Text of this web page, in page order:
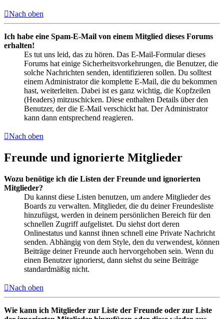
Nach oben
Ich habe eine Spam-E-Mail von einem Mitglied dieses Forums
erhalten!
Es tut uns leid, das zu hören. Das E-Mail-Formular dieses
Forums hat einige Sicherheitsvorkehrungen, die Benutzer, die
solche Nachrichten senden, identifizieren sollen. Du solltest
einem Administrator die komplette E-Mail, die du bekommen
hast, weiterleiten. Dabei ist es ganz wichtig, die Kopfzeilen
(Headers) mitzuschicken. Diese enthalten Details über den
Benutzer, der die E-Mail verschickt hat. Der Administrator
kann dann entsprechend reagieren.
Nach oben
Freunde und ignorierte Mitglieder
Wozu benötige ich die Listen der Freunde und ignorierten
Mitglieder?
Du kannst diese Listen benutzen, um andere Mitglieder des
Boards zu verwalten. Mitglieder, die du deiner Freundesliste
hinzufügst, werden in deinem persönlichen Bereich für den
schnellen Zugriff aufgelistet. Du siehst dort deren
Onlinestatus und kannst ihnen schnell eine Private Nachricht
senden. Abhängig von dem Style, den du verwendest, können
Beiträge deiner Freunde auch hervorgehoben sein. Wenn du
einen Benutzer ignorierst, dann siehst du seine Beiträge
standardmäßig nicht.
Nach oben
Wie kann ich Mitglieder zur Liste der Freunde oder zur Liste